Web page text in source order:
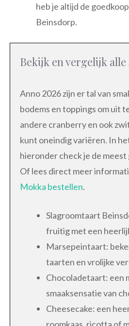
heb je altijd de
Beinsdorp.
Bekijk en vergelijk alle
Anno 2026 zijn er tal van
bodems en toppings om uit
andere cranberry en ook
kunt oneindig variëren. In
hieronder check je de meest
Of lees direct meer
Mokka bestellen.
Slagroomtaart
fruitig met een
Marsepeintaart:
taarten en vrolijke
Chocoladetaart: een
smaaksensatie van
Cheesecake: een